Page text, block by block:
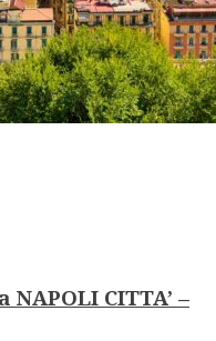
NAPOLI CITTA’ –